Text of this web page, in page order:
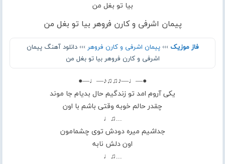
بیا تو بغل من
پیمان اشرفی و کارن فروهر بیا تو بغل من
فاز موزیک ›››پیمان اشرفی و کارن فروهر ››› دانلود آهنگ پیمان
اشرفی و کارن فروهر بیا تو بغل من
●—♩—♪♫♫♪—♩—●
یکی آروم امد تو زندگیم حال بدیام جا موند
چقدر حالم خوبه وقتی باشم با اون
...♫♩
جداشیم میره دودش توی چشمامون
اون دلش نابه
...♫♩